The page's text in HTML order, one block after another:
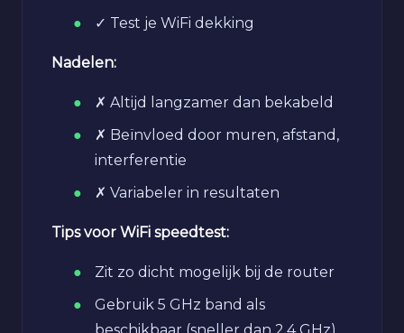
✓ Test je WiFi dekking
Nadelen:
✗ Altijd langzamer dan bekabeld
✗ Beïnvloed door muren, afstand,
interferentie
✗ Variabeler in resultaten
Tips voor WiFi speedtest:
Zit zo dicht mogelijk bij de router
Gebruik 5 GHz band als